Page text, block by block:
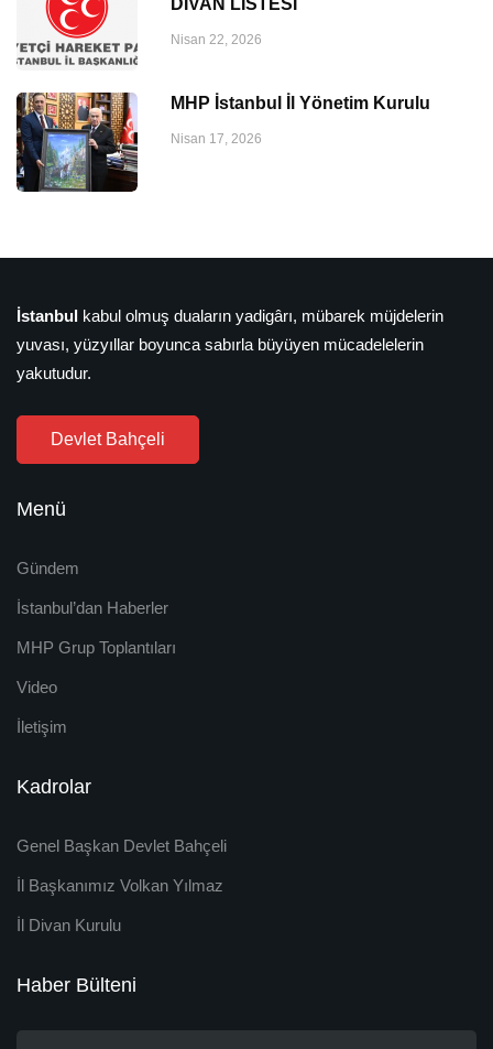
DİVAN LİSTESİ
Nisan 22, 2026
MHP İstanbul İl Yönetim Kurulu
Nisan 17, 2026
İstanbul kabul olmuş duaların yadigârı, mübarek müjdelerin
yuvası, yüzyıllar boyunca sabırla büyüyen mücadelelerin
yakutudur.
Devlet Bahçeli
Menü
Gündem
İstanbul’dan Haberler
MHP Grup Toplantıları
Video
İletişim
Kadrolar
Genel Başkan Devlet Bahçeli
İl Başkanımız Volkan Yılmaz
İl Divan Kurulu
Haber Bülteni